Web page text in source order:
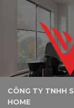
CÔNG TY TNHH
HOME